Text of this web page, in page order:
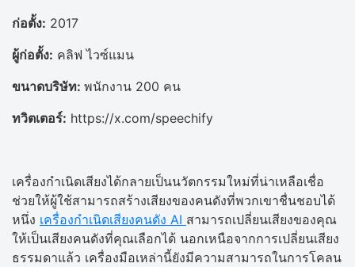
ก่อตั้ง: 2017
ผู้ก่อตั้ง: คลิฟ ไวซ์แมน
ขนาดบริษัท: พนักงาน 200 คน
ทวิตเตอร์: https://x.com/speechify
เครื่องกำเนิดเสียงได้กลายเป็นนวัตกรรมใหม่ที่น่าเหลือเชื่อ
ช่วยให้ผู้ใช้สามารถสร้างเสียงของคนดังที่พวกเขาชื่นชอบได้
หนึ่ง เครื่องกำเนิดเสียงคนดัง AI สามารถเปลี่ยนเสียงของคุณ
ให้เป็นเสียงคนดังที่คุณเลือกได้ นอกเหนือจากการเปลี่ยนเสียง
ธรรมดาแล้ว เครื่องมือเหล่านี้ยังมีความสามารถในการโคลน